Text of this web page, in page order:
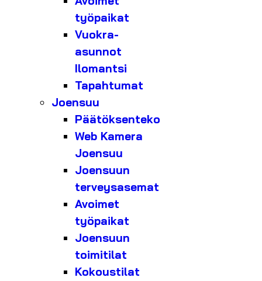
työpaikat
Vuokra-
asunnot
Ilomantsi
Tapahtumat
Joensuu
Päätöksenteko
Web Kamera
Joensuu
Joensuun
terveysasemat
Avoimet
työpaikat
Joensuun
toimitilat
Kokoustilat